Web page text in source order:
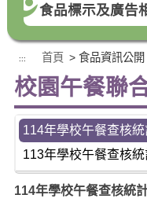
食品標示及廣告
::: 首頁 > 食品資訊公開
校園午餐聯
114年學校午餐查核統
113年學校午餐查核統
114年學校午餐查核統